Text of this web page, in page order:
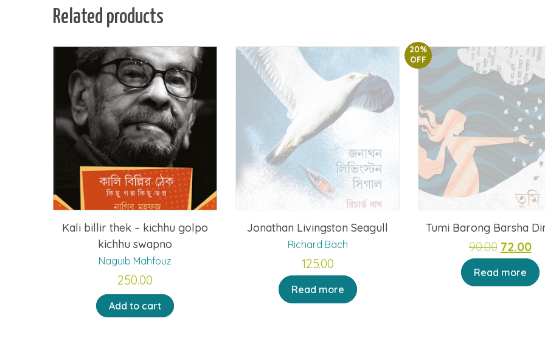
Related products
Kali billir thek – kichhu golpo
kichhu swapno
Naguib Mahfouz
250.00
Add to cart
Jonathan Livingston Seagull
Richard Bach
125.00
Read more
20%
OFF
Tumi Barong Barsha
90.00 Original
price
was:
72.00
is:
Read more